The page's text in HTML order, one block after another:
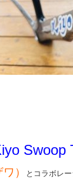
Swoop
）
とコラボレ